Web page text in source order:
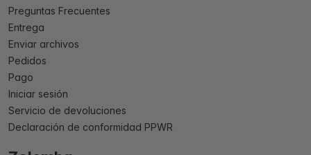
Preguntas Frecuentes
Entrega
Enviar archivos
Pedidos
Pago
Iniciar sesión
Servicio de devoluciones
Declaración de conformidad PPWR